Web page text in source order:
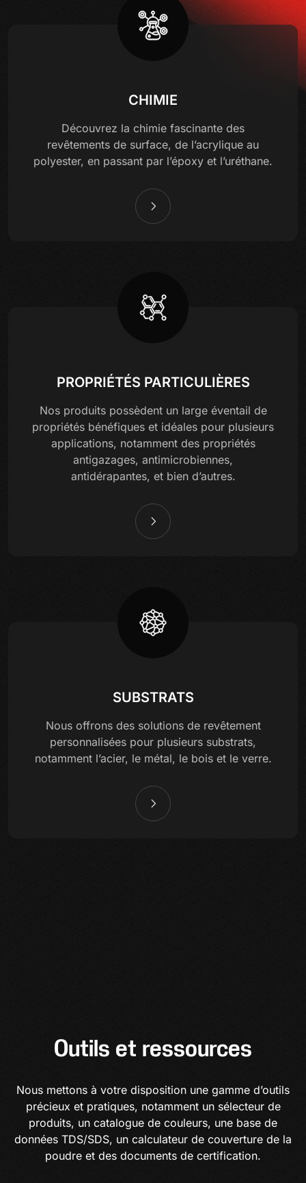
CHIMIE
Découvrez la chimie fascinante des
revêtements de surface, de l’acrylique au
polyester, en passant par l’époxy et l’uréthane.
PROPRIÉTÉS PARTICULIÈRES
Nos produits possèdent un large éventail de
propriétés bénéfiques et idéales pour plusieurs
applications, notamment des propriétés
antigazages, antimicrobiennes,
antidérapantes, et bien d’autres.
SUBSTRATS
Nous offrons des solutions de revêtement
personnalisées pour plusieurs substrats,
notamment l’acier, le métal, le bois et le verre.
Outils et ressources
Nous mettons à votre disposition une gamme d’outils
précieux et pratiques, notamment un sélecteur de
produits, un catalogue de couleurs, une base de
données TDS/SDS, un calculateur de couverture de la
poudre et des documents de certification.